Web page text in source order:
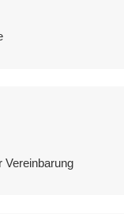
Vereinbarung